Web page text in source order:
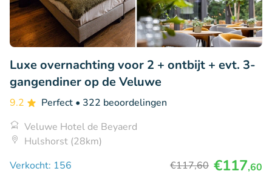
Luxe overnachting voor 2 + ontbijt + evt. 3-
gangendiner op de Veluwe
9.2 Perfect • 322 beoordelingen
Veluwe Hotel de Beyaerd
Hulshorst (28km)
Verkocht: 156
€117,60 €117,60